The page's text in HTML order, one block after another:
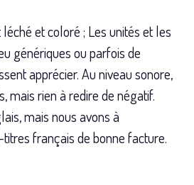
léché et coloré ; Les unités et les
génériques ou parfois de
apprécier. Au niveau sonore,
mais rien à redire de négatif.
mais nous avons à
français de bonne facture.